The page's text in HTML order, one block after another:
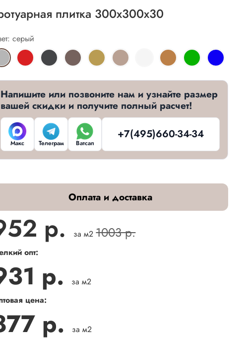
плитка 300х300х30
серый
Напишите или позвоните нам и узнайте размер
вашей скидки и получите полный расчет!
Макс Телеграм Ватсап
+7(495)660-34-34
Оплата и доставка
р. за м21003 р.
опт:
р.
за м2
цена:
р. за м2